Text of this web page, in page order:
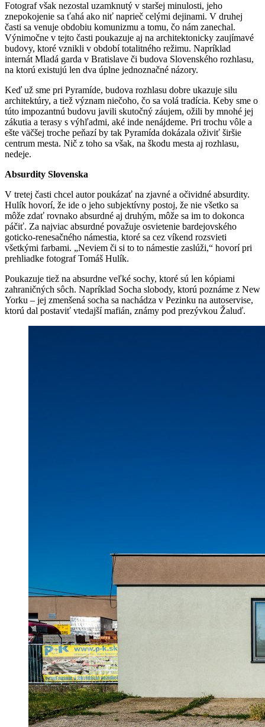
Fotograf však nezostal uzamknutý v staršej minulosti, jeho
znepokojenie sa ťahá ako niť naprieč celými dejinami. V druhej
časti sa venuje obdobiu komunizmu a tomu, čo nám zanechal.
Výnimočne v tejto časti poukazuje aj na architektonicky zaujímavé
budovy, ktoré vznikli v období totalitného režimu. Napríklad
internát Mladá garda v Bratislave či budova Slovenského rozhlasu,
na ktorú existujú len dva úplne jednoznačné názory.
Keď už sme pri Pyramíde, budova rozhlasu dobre ukazuje silu
architektúry, a tiež význam niečoho, čo sa volá tradícia. Keby sme o
túto impozantnú budovu javili skutočný záujem, ožili by mnohé jej
zákutia a terasy s výhľadmi, aké inde nenájdeme. Pri trochu vôle a
ešte väčšej troche peňazí by tak Pyramída dokázala oživiť širšie
centrum mesta. Nič z toho sa však, na škodu mesta aj rozhlasu,
nedeje.
Absurdity Slovenska
V tretej časti chcel autor poukázať na zjavné a očividné absurdity.
Hulík hovorí, že ide o jeho subjektívny postoj, že nie všetko sa
môže zdať rovnako absurdné aj druhým, môže sa im to dokonca
páčiť. Za najviac absurdné považuje osvietenie bardejovského
goticko-renesačného námestia, ktoré sa cez víkend rozsvieti
všetkými farbami. „Neviem či si to to námestie zaslúži,“ hovorí pri
prehliadke fotograf Tomáš Hulík.
Poukazuje tiež na absurdne veľké sochy, ktoré sú len kópiami
zahraničných sôch. Napríklad Socha slobody, ktorú poznáme z New
Yorku – jej zmenšená socha sa nachádza v Pezinku na autoservise,
ktorú dal postaviť vtedajší mafián, známy pod prezývkou Žaluď.